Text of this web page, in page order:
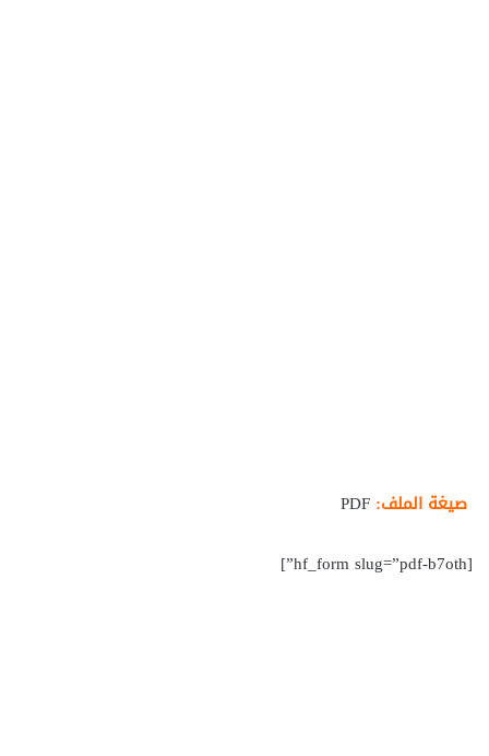
صيغة الملف:
[hf_form slug=”pdf-b7oth”]